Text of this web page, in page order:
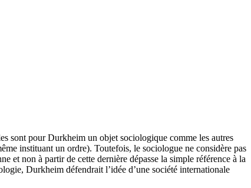
sont pour Durkheim un objet sociologique comme les autres
instituant un ordre). Toutefois, le sociologue ne considère pas
et non à partir de cette dernière dépasse la simple référence à la
Durkheim défendrait l’idée d’une société internationale